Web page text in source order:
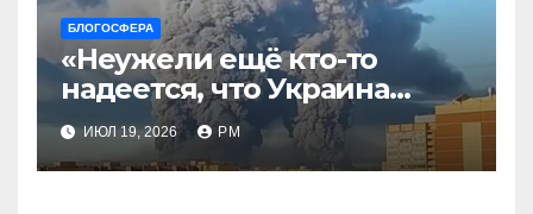
БЛОГОСФЕРА
«Неужели ещё кто-то
надеется, что Украина
будет действовать
непоследовательно?»
ИЮЛ 19, 2026 РМ